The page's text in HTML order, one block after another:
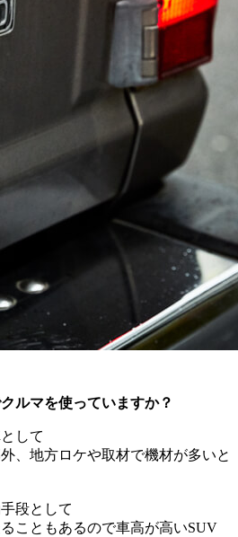
ルマを使っていますか？
して
、地方ロケや取材で機材が多いと
段として
こともあるので車高が高いSUV